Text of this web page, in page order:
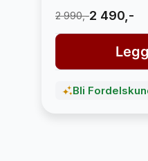
2 990,-2 490,-
Bli